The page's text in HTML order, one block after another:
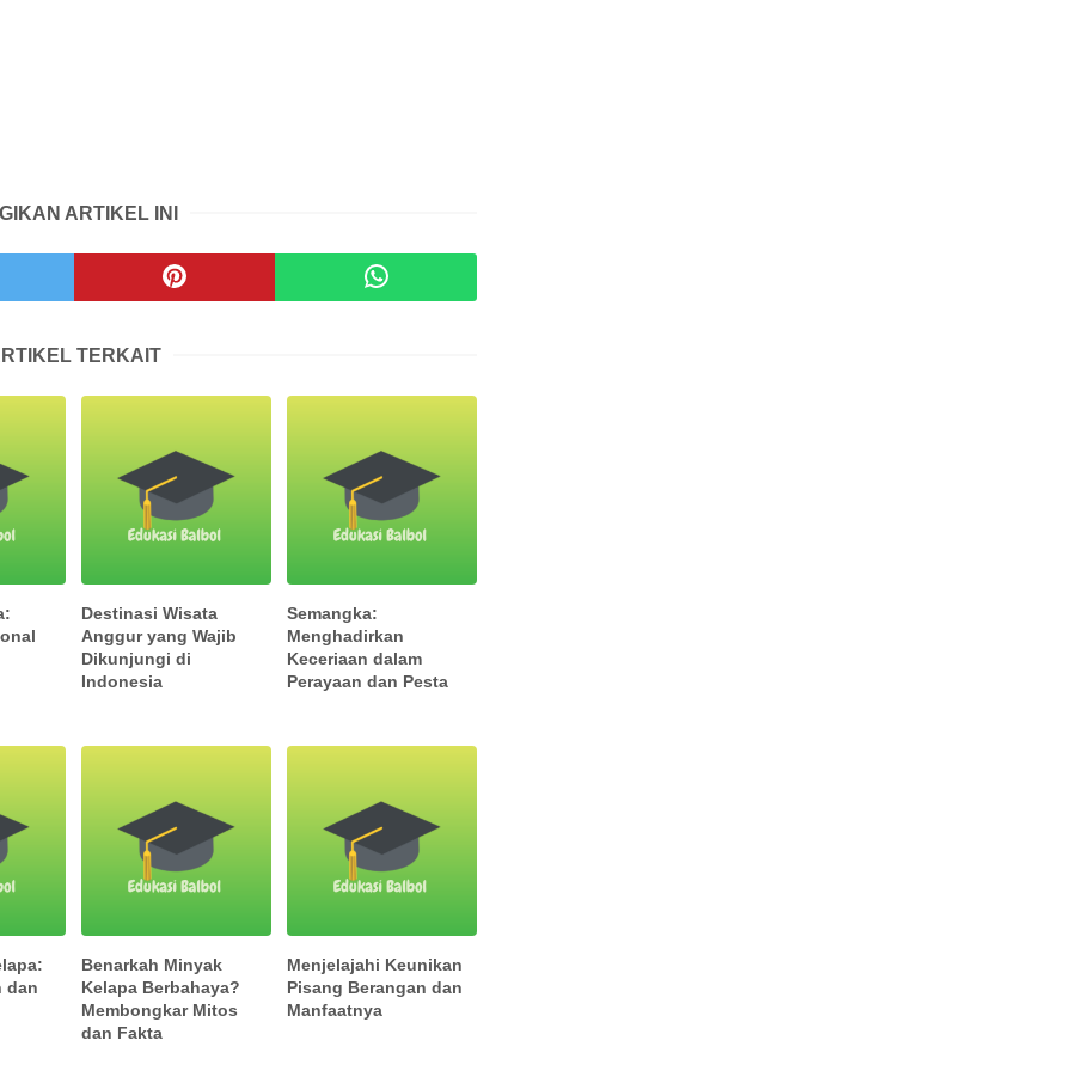
ARTIKEL INI
TERKAIT
Destinasi Wisata
Anggur yang Wajib
Dikunjungi di
Indonesia
Semangka:
Menghadirkan
Keceriaan dalam
Perayaan dan Pesta
dan
Benarkah Minyak
Kelapa Berbahaya?
Membongkar Mitos
dan Fakta
Menjelajahi Keunikan
Pisang Berangan dan
Manfaatnya